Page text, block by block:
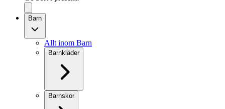
Barn
Allt inom Barn
Barnkläder
Barnskor